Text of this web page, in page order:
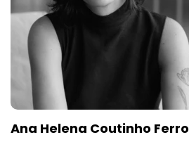
Ana Helena Coutinho Ferro